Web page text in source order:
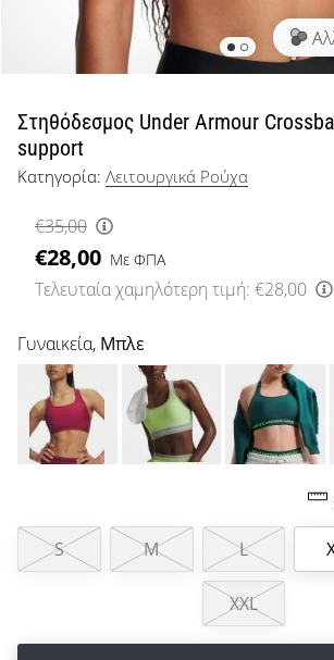
μπάσκετ
μπάσκετ
όπως
εμείς;
Έλα
μας
ως
πρεσβευτής
της
μας.
Εμφάνιση
όλων των
Στηθόδεσμος Under Armour
support
Κατηγορία: Λειτουργικά Ρούχα
€35,00
€28,00 Με ΦΠΑ
Τελευταία χαμηλότερη τιμή: €28,00
Γυναικεία, Μπλε
S M L
XXL